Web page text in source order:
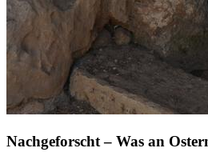
Nachgeforscht – Was an